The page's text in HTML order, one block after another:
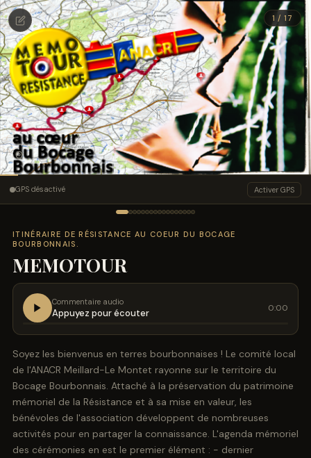
1 / 17
GPS désactivé Activer GPS
ITINÉRAIRE DE RÉSISTANCE AU COEUR DU BOCAGE
BOURBONNAIS.
MEMOTOUR
Commentaire audio
Appuyez pour écouter 0:00
Soyez les bienvenus en terres bourbonnaises ! Le comité local
de l'ANACR Meillard-Le Montet rayonne sur le territoire du
Bocage Bourbonnais. Attaché à la préservation du patrimoine
mémoriel de la Résistance et à sa mise en valeur, les
bénévoles de l'association développent de nombreuses
activités pour en partager la connaissance. L'agenda mémoriel
des cérémonies en est le premier élément : - dernier
Annuler Accéder